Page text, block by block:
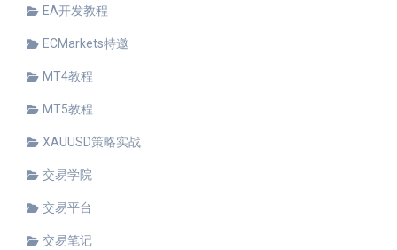
EA开发教程
ECMarkets特邀
MT4教程
MT5教程
XAUUSD策略实战
交易学院
交易平台
交易笔记